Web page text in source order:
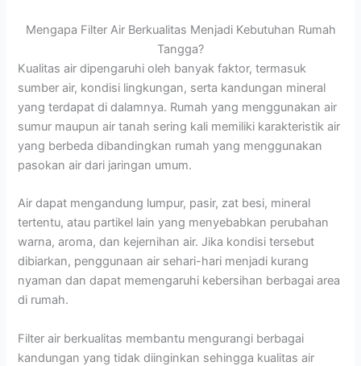
Mengapa Filter Air Berkualitas Menjadi Kebutuhan Rumah
Tangga?
Kualitas air dipengaruhi oleh banyak faktor, termasuk
sumber air, kondisi lingkungan, serta kandungan mineral
yang terdapat di dalamnya. Rumah yang menggunakan air
sumur maupun air tanah sering kali memiliki karakteristik air
yang berbeda dibandingkan rumah yang menggunakan
pasokan air dari jaringan umum.
Air dapat mengandung lumpur, pasir, zat besi, mineral
tertentu, atau partikel lain yang menyebabkan perubahan
warna, aroma, dan kejernihan air. Jika kondisi tersebut
dibiarkan, penggunaan air sehari-hari menjadi kurang
nyaman dan dapat memengaruhi kebersihan berbagai area
di rumah.
Filter air berkualitas membantu mengurangi berbagai
kandungan yang tidak diinginkan sehingga kualitas air